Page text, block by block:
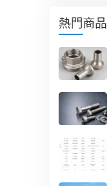
熱門商品